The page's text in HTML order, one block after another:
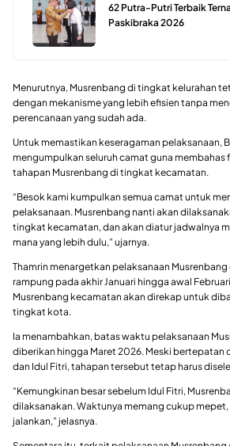
62 Putra-Putri Terbaik
Paskibraka 2026
Menurutnya, Musrenbang di tingkat kelurahan
dengan mekanisme yang lebih efisien tanpa
perencanaan yang sudah ada.
Untuk memastikan keseragaman pelaksanaan,
mengumpulkan seluruh camat guna
tahapan Musrenbang di tingkat kecamatan.
“Besok kami kumpulkan semua camat untuk
pelaksanaan. Musrenbang nanti akan
tingkat kecamatan, dan akan diatur jadwalnya
mana yang lebih dulu,” ujarnya.
Thamrin menargetkan pelaksanaan
rampung pada akhir Januari hingga awal
Musrenbang kecamatan akan direkap untuk
tingkat kota.
Ia menambahkan, batas waktu pelaksanaan
diberikan hingga Maret 2026. Meski bertepatan
dan Idul Fitri, tahapan tersebut tetap harus
“Kemungkinan besar sebelum Idul Fitri,
dilaksanakan. Waktunya memang cukup
jalankan,” jelasnya.